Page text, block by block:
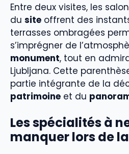
Entre deux visites, les
du site offrent des
terrasses ombragées
s’imprégner de
monument, tout en
Ljubljana. Cette
partie intégrante de la
patrimoine et du
Les spécialités à
manquer lors de